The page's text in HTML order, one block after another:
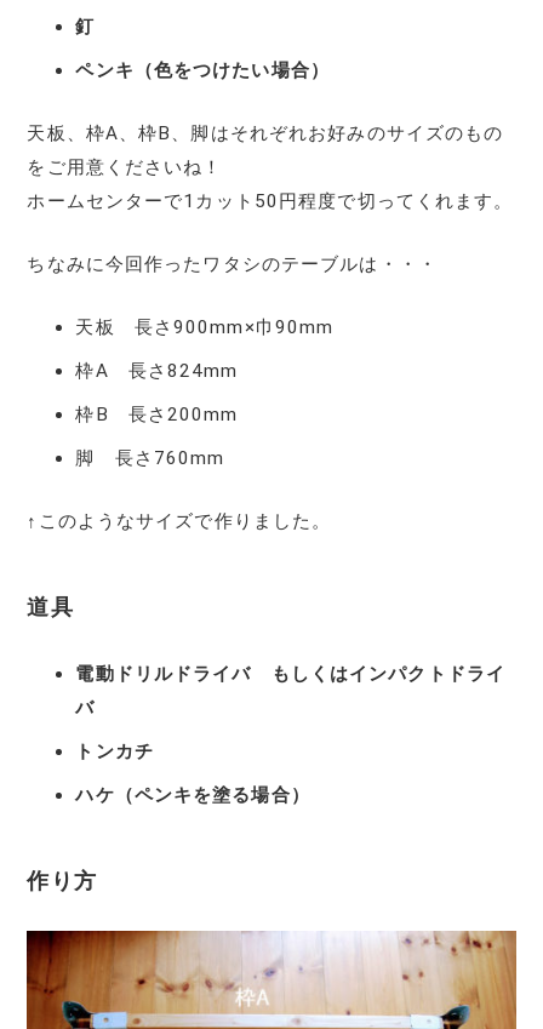
釘
ペンキ（色をつけたい場合）
天板、枠A、枠B、脚はそれぞれお好みのサイズのもの
をご用意くださいね！
ホームセンターで1カット50円程度で切ってくれます。
ちなみに今回作ったワタシのテーブルは・・・
天板 長さ900mm×巾90mm
枠A 長さ824mm
枠B 長さ200mm
脚 長さ760mm
↑このようなサイズで作りました。
道具
電動ドリルドライバ もしくはインパクトドライ
バ
トンカチ
ハケ（ペンキを塗る場合）
作り方